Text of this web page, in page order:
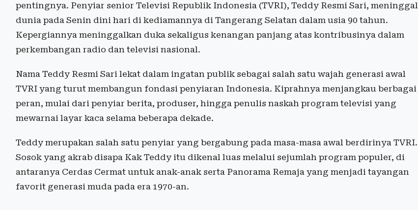
pentingnya. Penyiar senior Televisi Republik Indonesia (TVRI), Teddy Resmi Sari, meninggal
dunia pada Senin dini hari di kediamannya di Tangerang Selatan dalam usia 90 tahun.
Kepergiannya meninggalkan duka sekaligus kenangan panjang atas kontribusinya dalam
perkembangan radio dan televisi nasional.
Nama Teddy Resmi Sari lekat dalam ingatan publik sebagai salah satu wajah generasi awal
TVRI yang turut membangun fondasi penyiaran Indonesia. Kiprahnya menjangkau berbagai
peran, mulai dari penyiar berita, produser, hingga penulis naskah program televisi yang
mewarnai layar kaca selama beberapa dekade.
Teddy merupakan salah satu penyiar yang bergabung pada masa-masa awal berdirinya TVRI.
Sosok yang akrab disapa Kak Teddy itu dikenal luas melalui sejumlah program populer, di
antaranya Cerdas Cermat untuk anak-anak serta Panorama Remaja yang menjadi tayangan
favorit generasi muda pada era 1970-an.